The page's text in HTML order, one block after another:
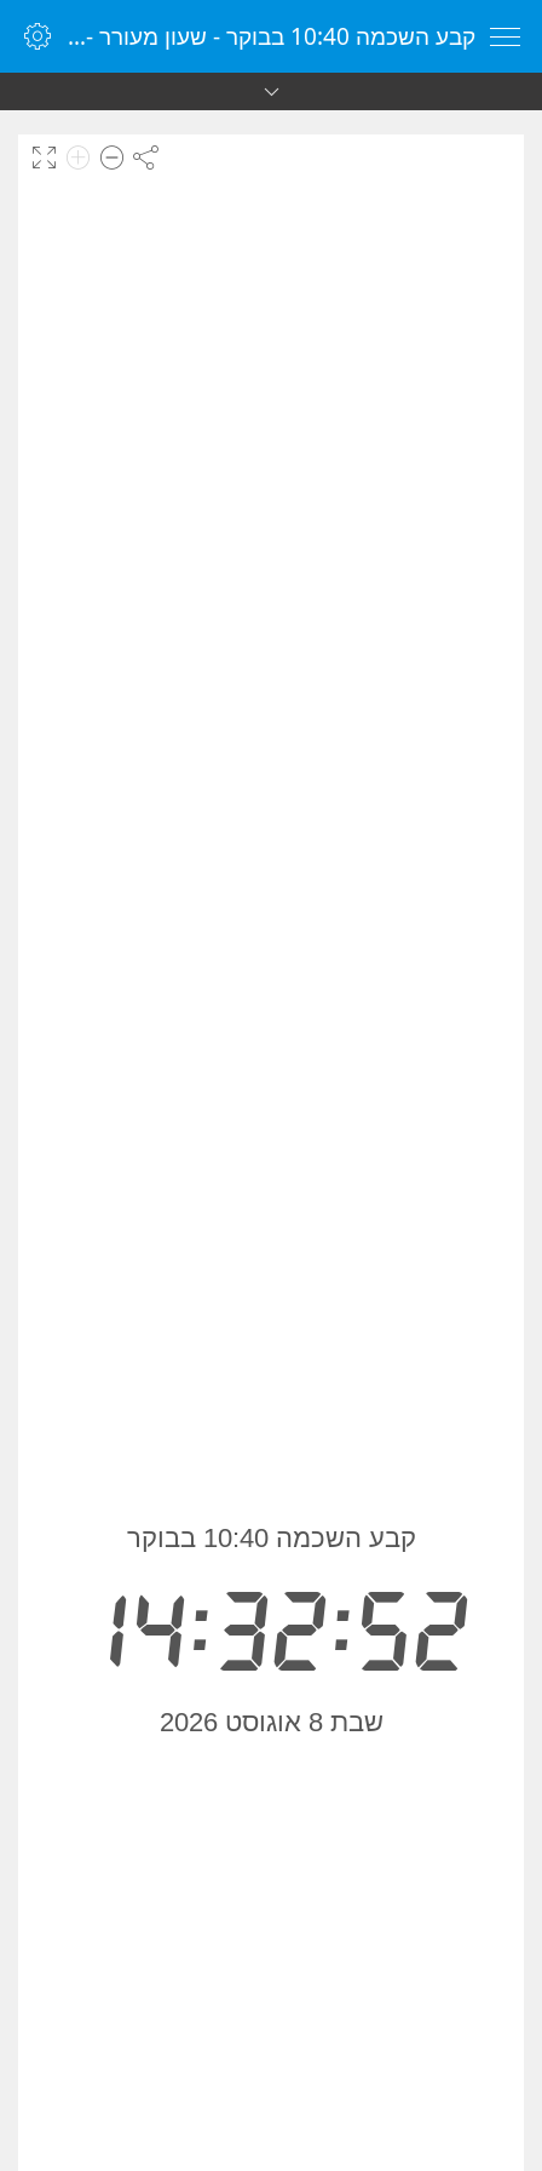
קבע השכמה 10:40 בבוקר - שעון מעורר - שעון מעורר מקוון - שעון מעורר במחשב
14:32:52
קבע השכמה 10:40 בבוקר
שבת 8 אוגוסט 2026